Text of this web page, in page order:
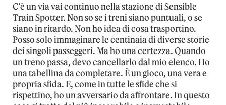
C’è un via vai continuo nella stazione di Sensible
Train Spotter. Non so se i treni siano puntuali, o se
siano in ritardo. Non ho idea di cosa trasportino.
Posso solo immaginare le centinaia di diverse storie
dei singoli passeggeri. Ma ho una certezza. Quando
un treno passa, devo cancellarlo dal mio elenco. Ho
una tabellina da completare. È un gioco, una vera e
propria sfida. E, come in tutte le sfide che si
rispettino, ho un avversario da affrontare. In questo